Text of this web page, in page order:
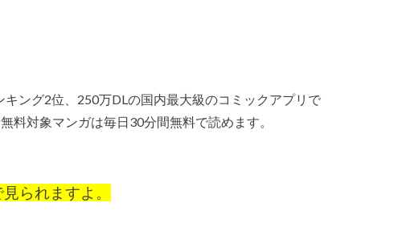
キング2位、250万DLの国内最大級のコミックアプリで
料対象マンガは毎日30分間無料で読めます。
られますよ。